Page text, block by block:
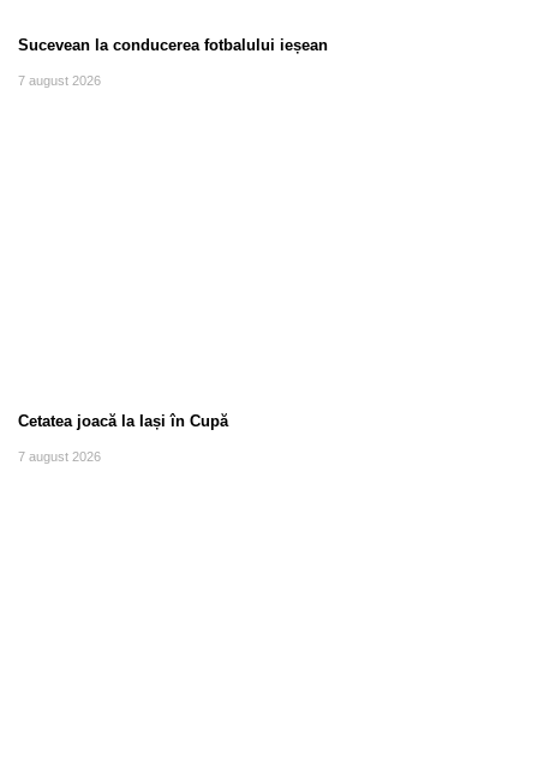
Sucevean la conducerea fotbalului ieșean
7 august 2026
Cetatea joacă la Iași în Cupă
7 august 2026